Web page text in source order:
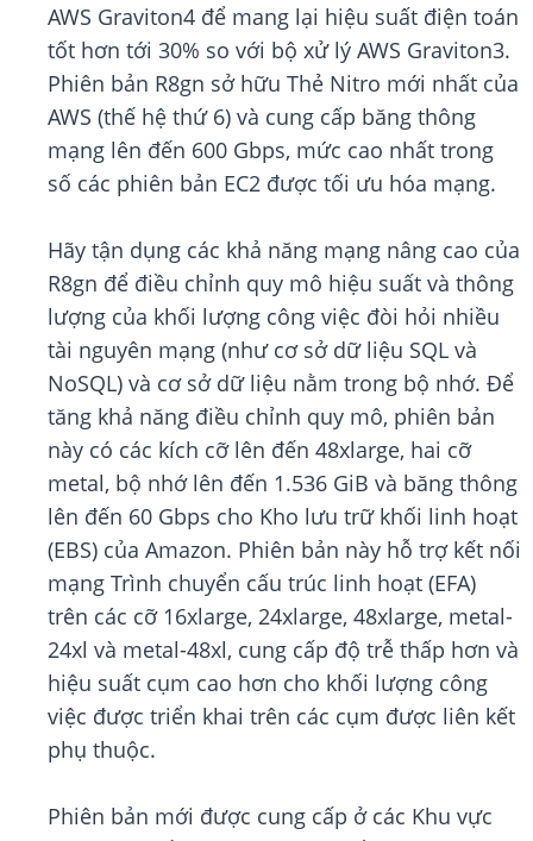
AWS Graviton4 để mang lại hiệu suất điện toán
tốt hơn tới 30% so với bộ xử lý AWS Graviton3.
Phiên bản R8gn sở hữu Thẻ Nitro mới nhất của
AWS (thế hệ thứ 6) và cung cấp băng thông
mạng lên đến 600 Gbps, mức cao nhất trong
số các phiên bản EC2 được tối ưu hóa mạng.
Hãy tận dụng các khả năng mạng nâng cao của
R8gn để điều chỉnh quy mô hiệu suất và thông
lượng của khối lượng công việc đòi hỏi nhiều
tài nguyên mạng (như cơ sở dữ liệu SQL và
NoSQL) và cơ sở dữ liệu nằm trong bộ nhớ. Để
tăng khả năng điều chỉnh quy mô, phiên bản
này có các kích cỡ lên đến 48xlarge, hai cỡ
metal, bộ nhớ lên đến 1.536 GiB và băng thông
lên đến 60 Gbps cho Kho lưu trữ khối linh hoạt
(EBS) của Amazon. Phiên bản này hỗ trợ kết nối
mạng Trình chuyển cấu trúc linh hoạt (EFA)
trên các cỡ 16xlarge, 24xlarge, 48xlarge, metal-
24xl và metal-48xl, cung cấp độ trễ thấp hơn và
hiệu suất cụm cao hơn cho khối lượng công
việc được triển khai trên các cụm được liên kết
phụ thuộc.
Phiên bản mới được cung cấp ở các Khu vực